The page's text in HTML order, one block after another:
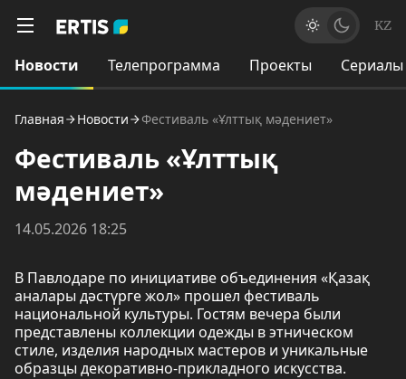
KZ
Новости Телепрограмма Проекты Сериалы
Главная Новости Фестиваль «Ұлттық мәдениет»
Фестиваль «Ұлттық
мәдениет»
14.05.2026 18:25
В Павлодаре по инициативе объединения «Қазақ
аналары дәстүрге жол» прошел фестиваль
национальной культуры. Гостям вечера были
представлены коллекции одежды в этническом
стиле, изделия народных мастеров и уникальные
образцы декоративно-прикладного искусства.